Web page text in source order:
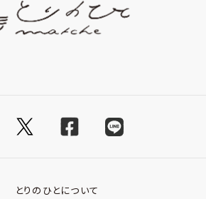
とりのひとについて